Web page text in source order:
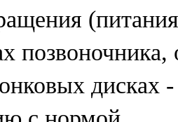
позвоночника,
дисках